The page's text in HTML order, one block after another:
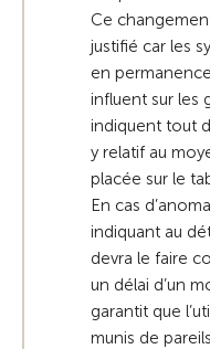
Ce
justifié car les
en
influent sur les
indiquent tout
y relatif au
placée sur le
En cas
indiquant au
devra le faire
un délai d’un
garantit que
munis de